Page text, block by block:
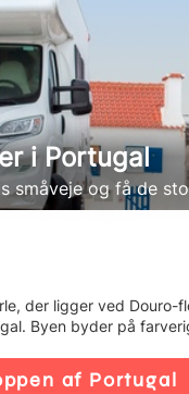
i Portugal
småveje og få de
der ligger ved Douro-
Byen byder på
af Portugal